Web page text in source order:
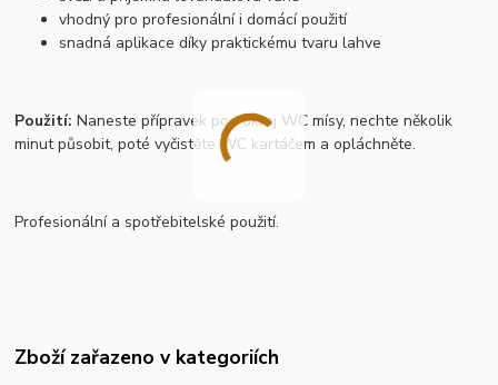
vhodný pro profesionální i domácí použití
snadná aplikace díky praktickému tvaru lahve
Použití: Naneste přípravek pod okraj WC mísy, nechte několik
minut působit, poté vyčistěte WC kartáčem a opláchněte.
Profesionální a spotřebitelské použití.
Zboží zařazeno v kategoriích